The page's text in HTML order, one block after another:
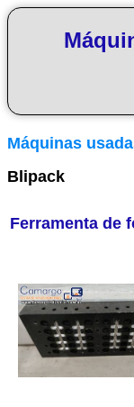
Máquinas
Blipack
Ferramenta de